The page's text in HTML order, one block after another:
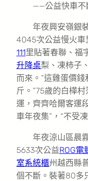
——公益快車不斷
年夜興安嶺銀裝
4045次公益慢火車
111里貼著春聯、福
升降桌梨、凍柿子
而來。“這雞蛋價
斤。”75歲的白樺
運，齊齊哈爾客運
車年夜集”，“不受
年夜涼山區晨
5633次公益ROG電
室系統櫃州越西縣
個不斷。裝著80多